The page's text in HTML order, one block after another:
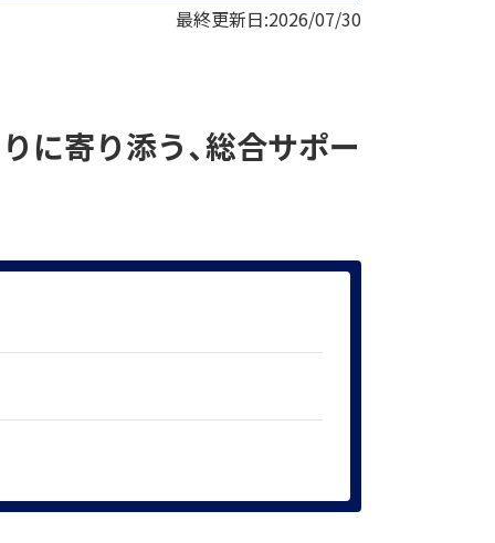
最終更新日:2026/07/30
に寄り添う、総合サポー